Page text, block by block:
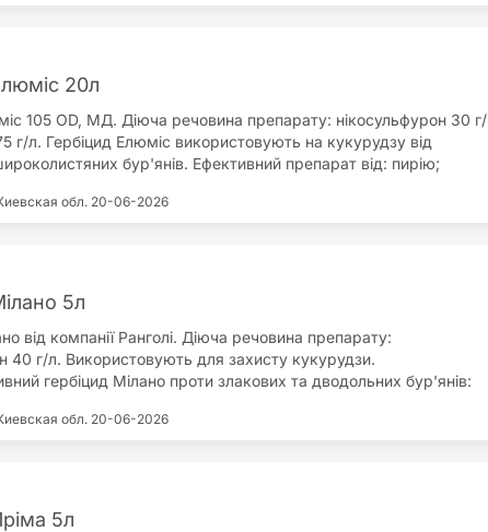
використання від 2-ох до 8 листочків культури; має грунтову
проростанню нової стадії бур'янів; фітотоксичність на
не вимагатиме ПАР. Норми використання: Кукурудза – 1,25-
використання робочої рідини: 150-250 л/га.
20л
105 OD, МД. Діюча речовина препарату: нікосульфурон 30 г/
г/л. Гербіцид Елюміс використовують на кукурудзу від
бур'янів. Ефективний препарат від: пирію;
щетинника; просо; лисохвоста; ромашки; редьки; горця;
використання від 2-ох до 8 листочків культури; має грунтову
проростанню нової стадії бур'янів; фітотоксичність на
не вимагатиме ПАР.
обл. 20-06-2026
5л
від компанії Ранголі. Діюча речовина препарату:
40 г/л. Використовують для захисту кукурудзи.
гербіцид Мілано проти злакових та дводольних бур'янів:
тонконогу; пажитниці; щириці; гірчиці; редьці; зірочнику;
не має обмежень у сівозміні; захисна дія
днів; широке вікно застосування від 4-ох до 10-ти листочків
обл. 20-06-2026
5л